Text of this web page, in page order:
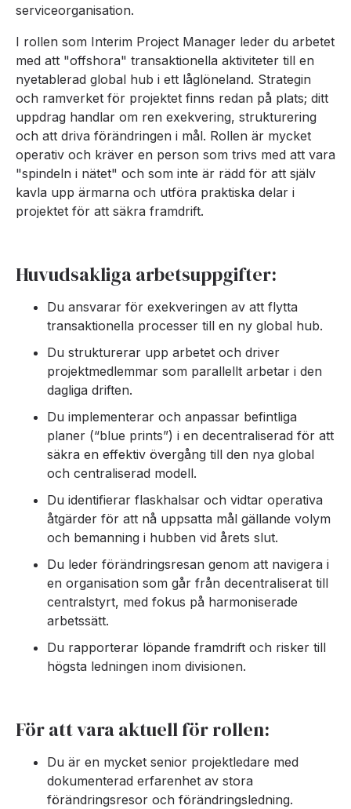
serviceorganisation.
I rollen som Interim Project Manager leder du arbetet
med att "offshora" transaktionella aktiviteter till en
nyetablerad global hub i ett låglöneland. Strategin
och ramverket för projektet finns redan på plats; ditt
uppdrag handlar om ren exekvering, strukturering
och att driva förändringen i mål. Rollen är mycket
operativ och kräver en person som trivs med att vara
"spindeln i nätet" och som inte är rädd för att själv
kavla upp ärmarna och utföra praktiska delar i
projektet för att säkra framdrift.
Huvudsakliga arbetsuppgifter:
Du ansvarar för exekveringen av att flytta
transaktionella processer till en ny global hub.
Du strukturerar upp arbetet och driver
projektmedlemmar som parallellt arbetar i den
dagliga driften.
Du implementerar och anpassar befintliga
planer (“blue prints”) i en decentraliserad för att
säkra en effektiv övergång till den nya global
och centraliserad modell.
Du identifierar flaskhalsar och vidtar operativa
åtgärder för att nå uppsatta mål gällande volym
och bemanning i hubben vid årets slut.
Du leder förändringsresan genom att navigera i
en organisation som går från decentraliserat till
centralstyrt, med fokus på harmoniserade
arbetssätt.
Du rapporterar löpande framdrift och risker till
högsta ledningen inom divisionen.
För att vara aktuell för rollen:
Du är en mycket senior projektledare med
dokumenterad erfarenhet av stora
förändringsresor och förändringsledning.